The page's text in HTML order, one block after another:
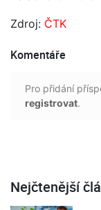
Zdroj: ČTK
Komentáře
Pro přidání
registrovat.
Nejčtenější